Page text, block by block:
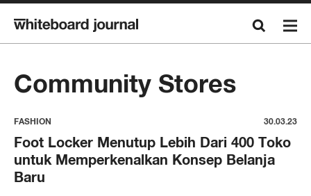
Community Stores
FASHION 30.03.23
Foot Locker Menutup Lebih Dari 400 Toko
untuk Memperkenalkan Konsep Belanja
Baru